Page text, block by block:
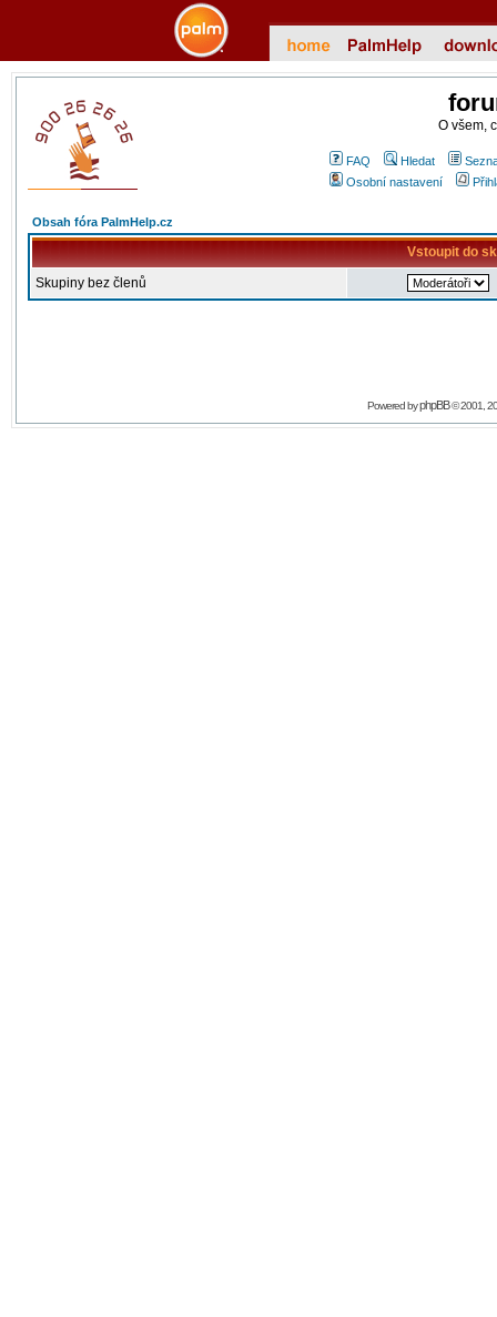
O všem,
FAQ Hledat
Osobní nastavení
Obsah fóra PalmHelp.cz
Vstoupit do
Skupiny bez členů
Powered byphpBB© 2001,